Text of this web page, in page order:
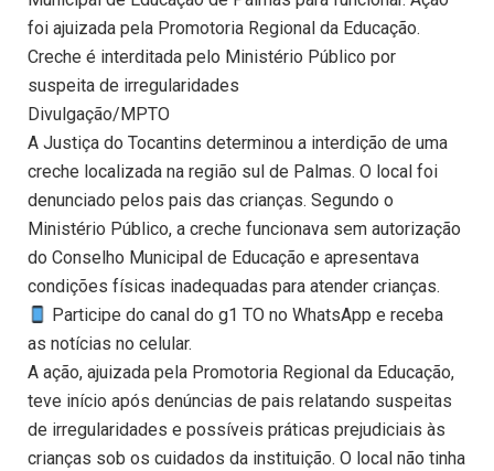
foi ajuizada pela Promotoria Regional da Educação.
Creche é interditada pelo Ministério Público por
suspeita de irregularidades
Divulgação/MPTO
A Justiça do Tocantins determinou a interdição de uma
creche localizada na região sul de Palmas. O local foi
denunciado pelos pais das crianças. Segundo o
Ministério Público, a creche funcionava sem autorização
do Conselho Municipal de Educação e apresentava
condições físicas inadequadas para atender crianças.
Participe do canal do g1 TO no WhatsApp e receba
as notícias no celular.
A ação, ajuizada pela Promotoria Regional da Educação,
teve início após denúncias de pais relatando suspeitas
de irregularidades e possíveis práticas prejudiciais às
crianças sob os cuidados da instituição. O local não tinha